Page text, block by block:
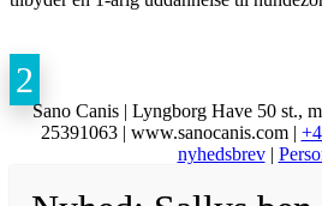
Sano Canis | Lyngborg Have 50 st.,
25391063 | www.sanocanis.com |
nyhedsbrev|